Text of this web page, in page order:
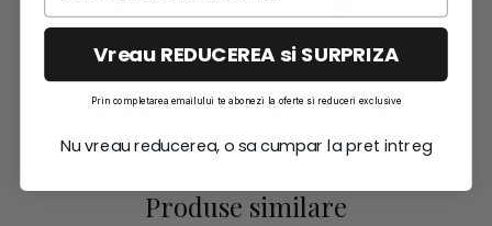
CERNEALA RESLIN 20
27,24 RON
CERNEALA RESLIN 20
TURCOAZ
27,24 RON
Produse similare
Vreau REDUCEREA si SURPRIZA
Prin completarea emailului te abonezi la oferte si reduceri exclusive
Nu vreau reducerea, o sa cumpar la pret intreg